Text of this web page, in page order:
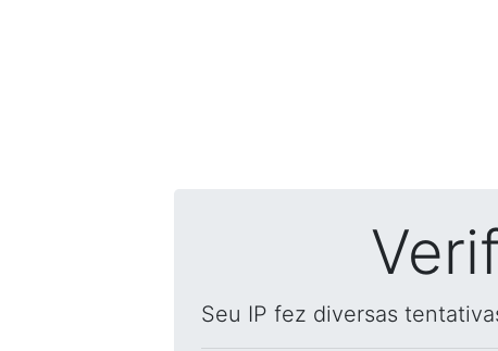
Seu IP fez diversas